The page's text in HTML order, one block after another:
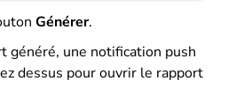
Générer.
généré, une notification push
dessus pour ouvrir le rapport